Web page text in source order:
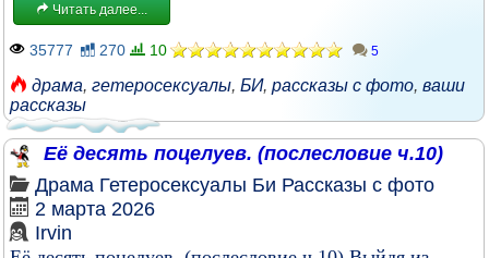
Читать далее...
35777 270 10 5
драма, гетеросексуалы, БИ, рассказы с фото, ваши
рассказы
Её десять поцелуев. (послесловие ч.10)
Драма Гетеросексуалы Би Рассказы с фото
2 марта 2026
Irvin